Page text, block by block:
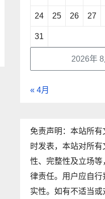
2026年 8
24 25 26 27
31
« 4月
免责声明：本站所有
时发表，本站对所有
性、完整性及立场等
律责任。用户应自行
实性。如有不适当或